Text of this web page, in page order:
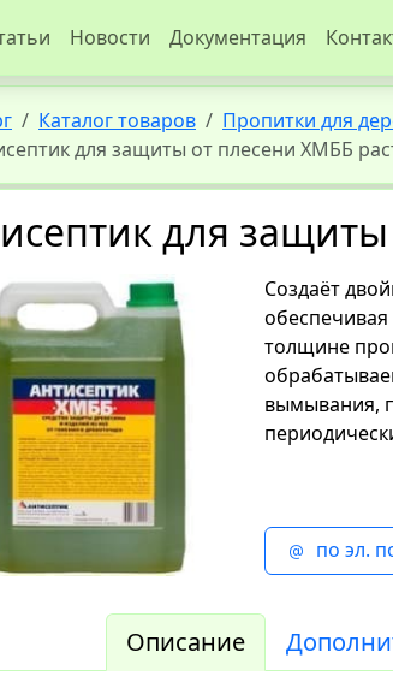
Новости Документация
Каталог товаров Пропитки для
для защиты от плесени ХМББ
для
Создаёт
толщине
вымывания,
по эл.
Описание